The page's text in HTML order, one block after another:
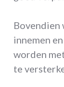
Bovendien
innemen
worden
te